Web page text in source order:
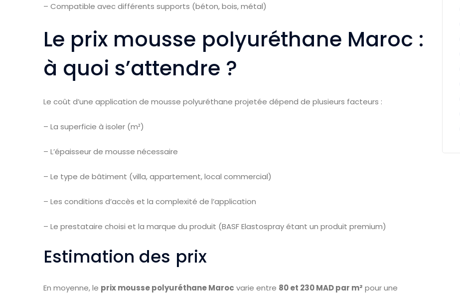
– Compatible avec différents supports (béton, bois, métal)
Le prix mousse polyuréthane Maroc :
à quoi s’attendre ?
Le coût d’une application de mousse polyuréthane projetée dépend de plusieurs facteurs :
– La superficie à isoler (m²)
– L’épaisseur de mousse nécessaire
– Le type de bâtiment (villa, appartement, local commercial)
– Les conditions d’accès et la complexité de l’application
– Le prestataire choisi et la marque du produit (BASF Elastospray étant un produit premium)
Estimation des prix
En moyenne, le prix mousse polyuréthane Maroc varie entre 80 et 230 MAD par m² pour une